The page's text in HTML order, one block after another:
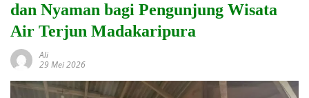
dan Nyaman bagi Pengunjung Wisata
Air Terjun Madakaripura
Ali
29 Mei 2026